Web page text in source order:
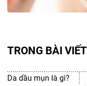
TRONG BÀI
Da dầu mụn là gì?